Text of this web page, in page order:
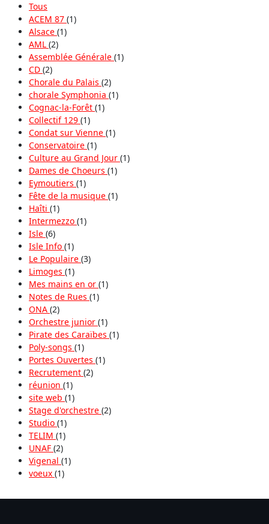
Tous
ACEM 87 (1)
Alsace (1)
AML (2)
Assemblée Générale (1)
CD (2)
Chorale du Palais (2)
chorale Symphonia (1)
Cognac-la-Forêt (1)
Collectif 129 (1)
Condat sur Vienne (1)
Conservatoire (1)
Culture au Grand Jour (1)
Dames de Choeurs (1)
Eymoutiers (1)
Fête de la musique (1)
Haîti (1)
Intermezzo (1)
Isle (6)
Isle Info (1)
Le Populaire (3)
Limoges (1)
Mes mains en or (1)
Notes de Rues (1)
ONA (2)
Orchestre junior (1)
Pirate des Caraïbes (1)
Poly-songs (1)
Portes Ouvertes (1)
Recrutement (2)
réunion (1)
site web (1)
Stage d'orchestre (2)
Studio (1)
TELIM (1)
UNAF (2)
Vigenal (1)
voeux (1)